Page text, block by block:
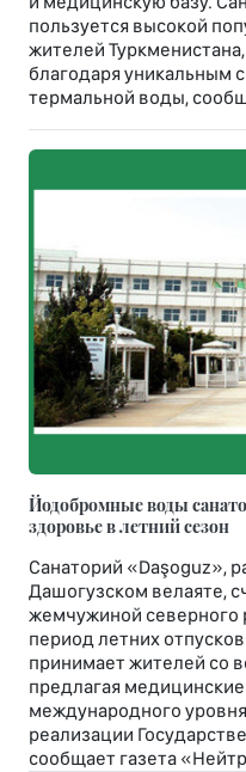
пользуется высокой
жителей
благодаря уникальным
термальной воды,
Йодобромные воды
здоровье в летний сезон
Санаторий «Daşoguz»,
Дашогузском велаяте,
жемчужиной северного
период летних
принимает жителей со
предлагая
международного
реализации
сообщает газета